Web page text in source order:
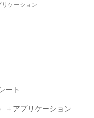
リケーション
ート
＋アプリケーション